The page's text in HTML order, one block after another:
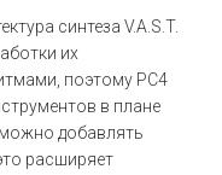
синтеза V.A.S.T.
их
поэтому PC4
в плане
можно добавлять
расширяет